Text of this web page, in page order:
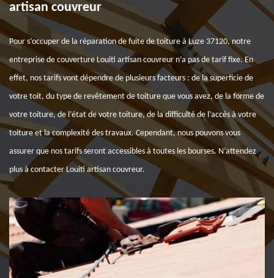
artisan couvreur
Pour s’occuper de la réparation de fuite de toiture à Luze 37120, notre
entreprise de couverture Louiti artisan couvreur n’a pas de tarif fixe. En
effet, nos tarifs vont dépendre de plusieurs facteurs : de la superficie de
votre toit, du type de revêtement de toiture que vous avez, de la forme de
votre toiture, de l’état de votre toiture, de la difficulté de l’accès à votre
toiture et la complexité des travaux. Cependant, nous pouvons vous
assurer que nos tarifs seront accessibles à toutes les bourses. N’attendez
plus à contacter Louiti artisan couvreur.